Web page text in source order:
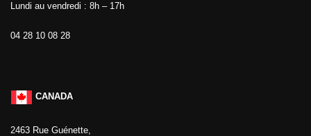
Lundi au vendredi : 8h – 17h
04 28 10 08 28
CANADA
2463 Rue Guénette,